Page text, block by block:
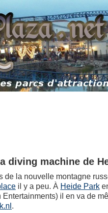
diving machine de
de la nouvelle montagne
il y a peu. À Heide Park
il en va de
.